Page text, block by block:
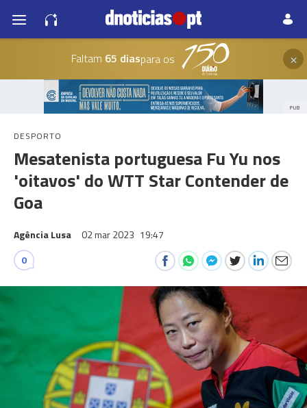
Faltam 65 diaspara os ×
PUB
DESPORTO
Mesatenista portuguesa Fu Yu nos
'oitavos' do WTT Star Contender de
Goa
Agência Lusa 02 mar 2023 19:47
0